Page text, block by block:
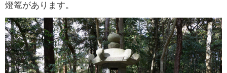
燈篭があります。